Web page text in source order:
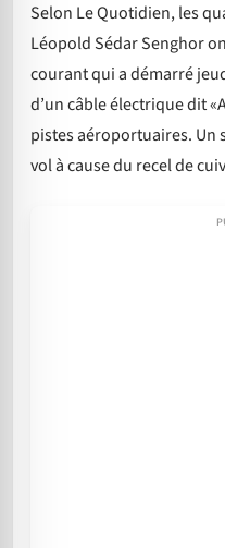
Selon Le Quotidien, les
Léopold Sédar Senghor
courant qui a démarré
d’un câble électrique dit
pistes aéroportuaires. Un
vol à cause du recel de